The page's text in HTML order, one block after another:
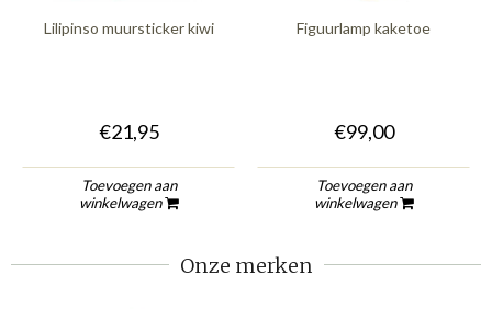
Lilipinso muursticker kiwi
€21,95
Toevoegen aan
winkelwagen
Figuurlamp kaketoe
€99,00
Toevoegen aan
winkelwagen
Onze merken